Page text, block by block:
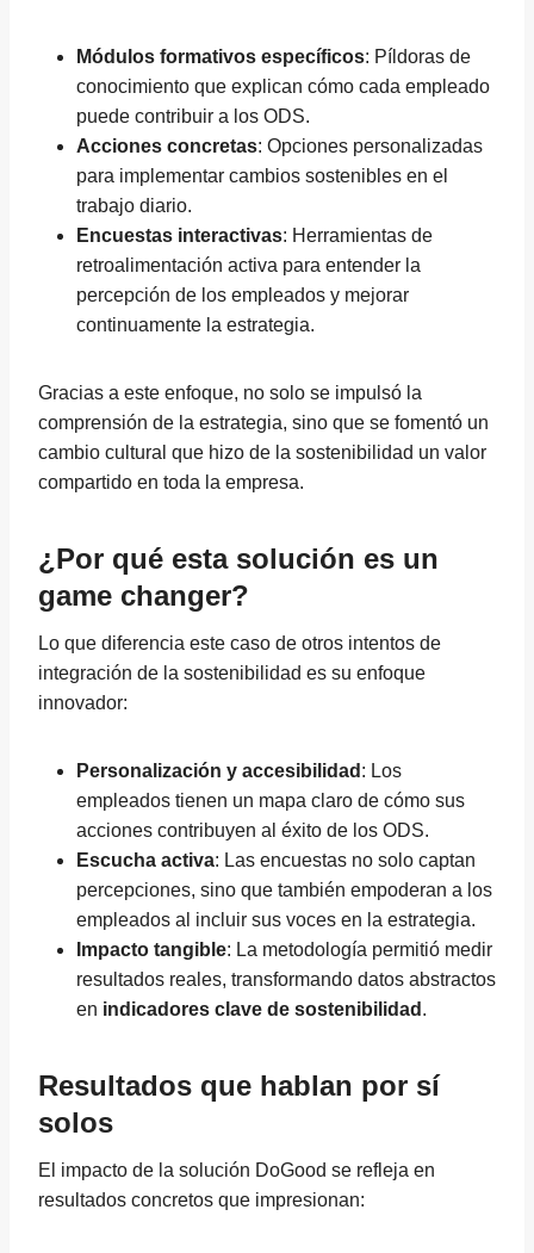
Módulos formativos específicos: Píldoras de
conocimiento que explican cómo cada empleado
puede contribuir a los ODS.
Acciones concretas: Opciones personalizadas
para implementar cambios sostenibles en el
trabajo diario.
Encuestas interactivas: Herramientas de
retroalimentación activa para entender la
percepción de los empleados y mejorar
continuamente la estrategia.
Gracias a este enfoque, no solo se impulsó la
comprensión de la estrategia, sino que se fomentó un
cambio cultural que hizo de la sostenibilidad un valor
compartido en toda la empresa.
¿Por qué esta solución es un
game changer?
Lo que diferencia este caso de otros intentos de
integración de la sostenibilidad es su enfoque
innovador:
Personalización y accesibilidad : Los
empleados tienen un mapa claro de cómo sus
acciones contribuyen al éxito de los ODS.
Escucha activa: Las encuestas no solo captan
percepciones, sino que también empoderan a los
empleados al incluir sus voces en la estrategia.
Impacto tangible: La metodología permitió medir
resultados reales, transformando datos abstractos
en indicadores clave de sostenibilidad .
Resultados que hablan por sí
solos
El impacto de la solución DoGood se refleja en
resultados concretos que impresionan: